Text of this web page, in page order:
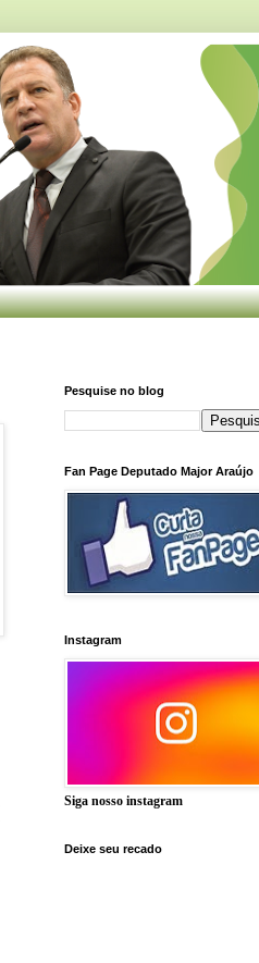
Pesquise no blog
Fan Page Deputado Major Araújo
Instagram
Siga nosso instagram
Deixe seu recado